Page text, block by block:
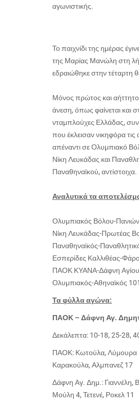
αγωνιστικής.
Το παιχνίδι της ημέρας
της Μαρίας Μανώλη στη
εδραιώθηκε στην τέταρτη
Μόνος πρώτος και
άνεση, όπως φαίνεται και
νταμπλούχες Ελλάδας,
που έκλεισαν νικηφόρα
απέναντι σε Ολυμπιακό
Νίκη Λευκάδας και
Παναθηναϊκού, αντίστοιχα.
Αναλυτικά τα
Ολυμπιακός Βόλου-
Νίκη Λευκάδας-Πρωτέας
Παναθηναϊκός-
Εσπερίδες Καλλιθέας-
ΠΑΟΚ ΚΥΑΝΑ-Δάφνη Αγίου
Ολυμπιακός-Αθηναϊκός
Τα φύλλα αγώνα:
ΠΑΟΚ – Δάφνη Αγ.
Δεκάλεπτα: 10-18, 25-28,
ΠΑΟΚ: Κωτούλα, Λύμουρα
Καρακούλα, Αλμπανεζ 17
Δάφνη Αγ. Δημ.: Γιαννέλη,
Μούλη 4, Τετενέ, Ροκελ 11